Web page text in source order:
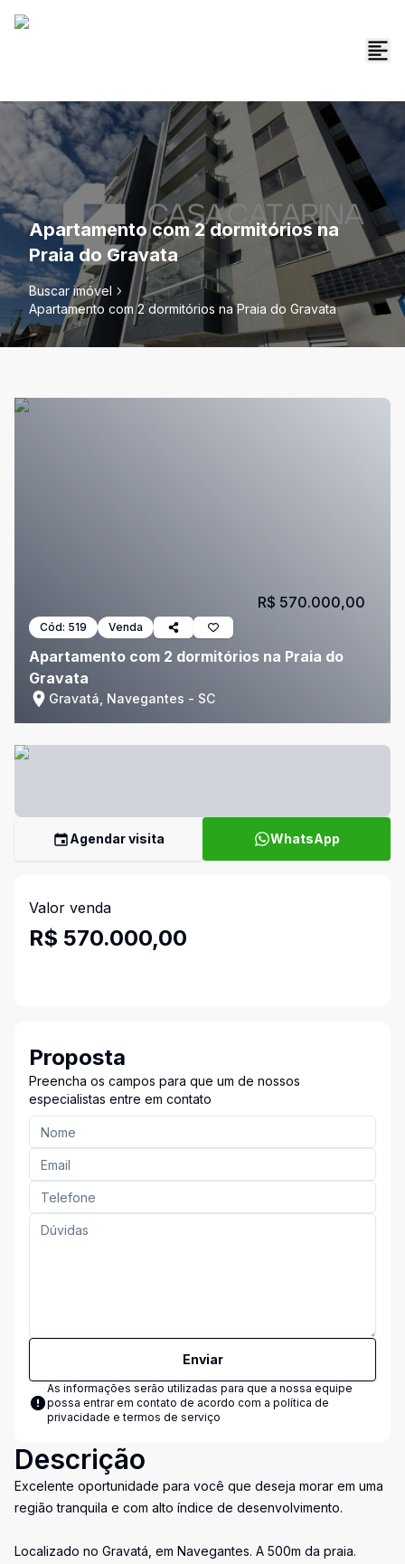
Apartamento com 2 dormitórios na
Praia do Gravata
Buscar imóvel
Apartamento com 2 dormitórios na Praia do Gravata
Cód: 519 Venda
Apartamento com 2 dormitórios na Praia do
Gravata
Gravatá, Navegantes - SC
R$ 570.000,00
Agendar visita WhatsApp
Valor venda
R$ 570.000,00
Proposta
Preencha os campos para que um de nossos
especialistas entre em contato
Enviar
As informações serão utilizadas para que a nossa equipe
possa entrar em contato de acordo com a política de
privacidade e termos de serviço
Descrição
Excelente oportunidade para você que deseja morar em uma
região tranquila e com alto índice de desenvolvimento.
Localizado no Gravatá, em Navegantes. A 500m da praia.